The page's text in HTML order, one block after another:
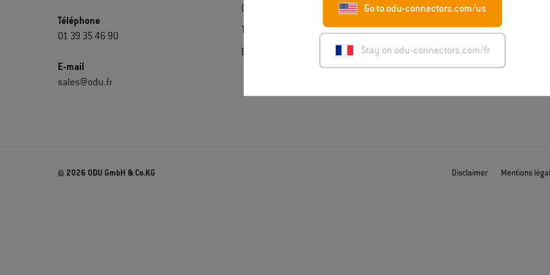
Go to odu-connectors.com/us
Stay on odu-connectors.com/fr
Téléphone
01 39 35 46 90
E-mail
sales@odu.fr
Certifications
Téléchargements
Extranet
Technologies produits
Domaines
© 2026 ODU GmbH & Co.KG Disclaimer Mentions